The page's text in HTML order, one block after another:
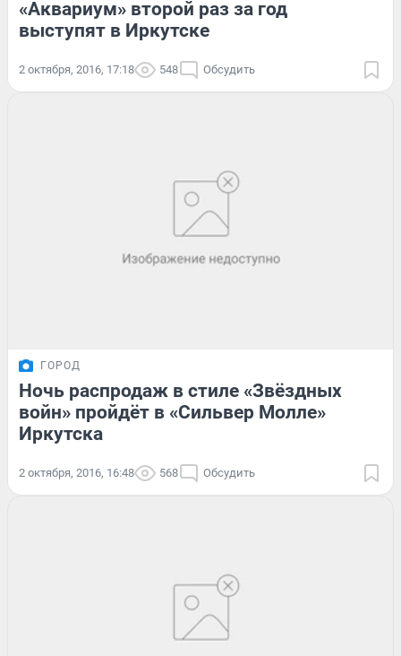
«Аквариум» второй раз за год
выступят в Иркутске
2 октября, 2016, 17:18 548 Обсудить
ГОРОД
Ночь распродаж в стиле «Звёздных
войн» пройдёт в «Сильвер Молле»
Иркутска
2 октября, 2016, 16:48 568 Обсудить